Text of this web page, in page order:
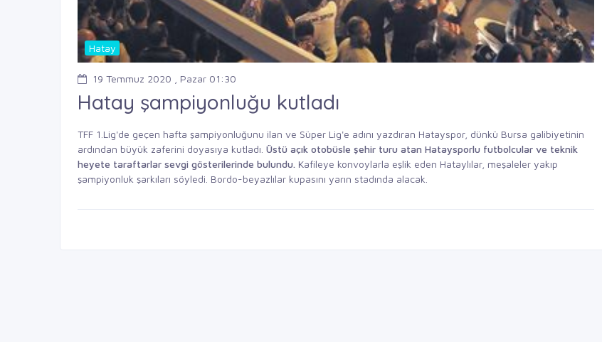
Hatay
19 Temmuz 2020 , Pazar 01:30
Hatay şampiyonluğu kutladı
TFF 1.Lig'de geçen hafta şampiyonluğunu ilan ve Süper Lig'e adını yazdıran Hatayspor, dünkü Bursa galibiyetinin
ardından büyük zaferini doyasıya kutladı. Üstü açık otobüsle şehir turu atan Hataysporlu futbolcular ve teknik
heyete taraftarlar sevgi gösterilerinde bulundu. Kafileye konvoylarla eşlik eden Hataylılar, meşaleler yakıp
şampiyonluk şarkıları söyledi. Bordo-beyazlılar kupasını yarın stadında alacak.